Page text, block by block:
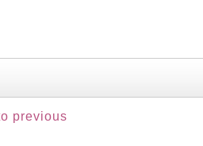
previous